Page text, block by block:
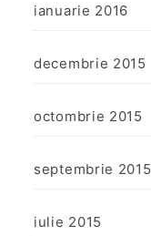
ianuarie 2016
decembrie 2015
octombrie 2015
septembrie 2015
iulie 2015